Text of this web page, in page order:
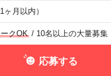
月以内）
クOK/ 10名以上の大量募集
応募する